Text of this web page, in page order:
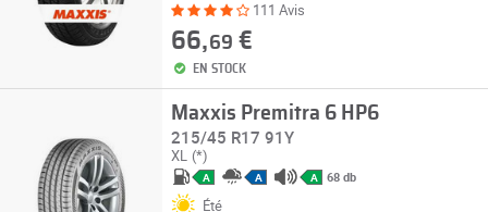
111 Avis
66,69 €
EN STOCK
Maxxis Premitra 6 HP6
215/45 R17 91Y
XL (*)
A A A 68 db
Été